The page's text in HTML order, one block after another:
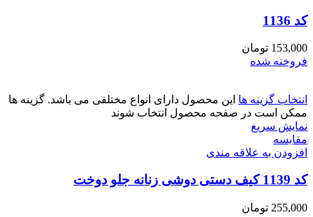
کد 1136
153,000 تومان
فروخته شده
انتخاب گزینه ها این محصول دارای انواع مختلفی می باشد. گزینه ها
ممکن است در صفحه محصول انتخاب شوند
نمایش سریع
مقايسه
افزودن به علاقه مندی
کد 1139 کیف دستی دوشی زنانه جلو دوخت
255,000 تومان